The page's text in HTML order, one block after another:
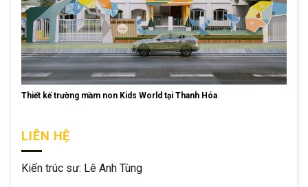
Thiết kế trường mầm non Kids World tại Thanh Hóa
LIÊN HỆ
Kiến trúc sư: Lê Anh Tùng